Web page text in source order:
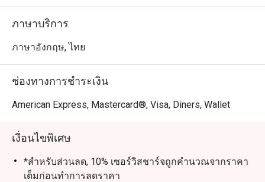
ต้มยำหอยแมลงภู่
-วันอังคาร
สเตชั่นสไตล์ญี่ปุ่น (ไก่คาราเกะ หมูทงคัตสึ ทาโกะยากิ)
-วันพุธ
พิคานยา เนื้อส่วนฝาสะโพกสไตล์บราซิล
สะโพกไก่หมักเครื่องเทศสไตล์ลาติน
ไส้กรอกโชริโซ
สเตชันเอมปานาดาทอดสไตล์ลาติน
ภาษาบริการ
ภาษาอังกฤษ, ไทย
ช่องทางการชำระเงิน
American Express, Mastercard®, Visa, Diners, Wallet
เงื่อนไขพิเศษ
*สำหรับส่วนลด, 10% เซอร์วิสชาร์จถูกคำนวณจากราคา
เต็มก่อนทำการลดราคา